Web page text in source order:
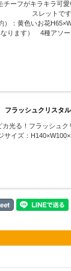
チーフがキラキラ可
スレットです
）：黄色いお花
なります） 4種アソ
フラッシュクリスタ
カ光る！フラッシュク
サイズ：